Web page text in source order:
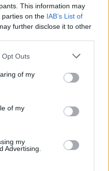
This information may
parties on the IAB’s List of
further disclose it to other
Opt Outs
of my
of my
my
Advertising.
061/784-1111 061/780-